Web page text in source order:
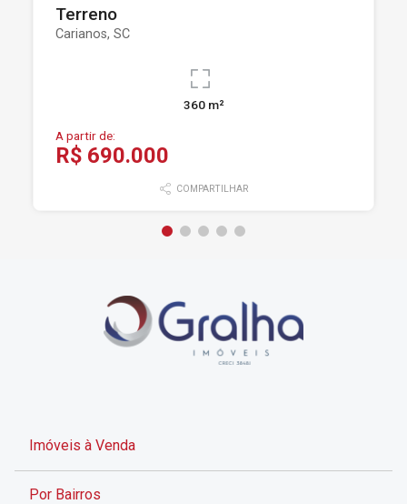
Terreno
Carianos, SC
360 m²
A partir de:
R$ 690.000
COMPARTILHAR
Imóveis à Venda
Por Bairros